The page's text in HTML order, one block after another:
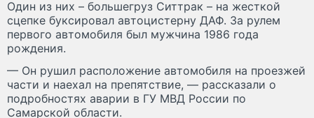
Один из них – большегруз Ситтрак – на жесткой
сцепке буксировал автоцистерну ДАФ. За рулем
первого автомобиля был мужчина 1986 года
рождения.
— Он рушил расположение автомобиля на проезжей
части и наехал на препятствие, — рассказали о
подробностях аварии в ГУ МВД России по
Самарской области.